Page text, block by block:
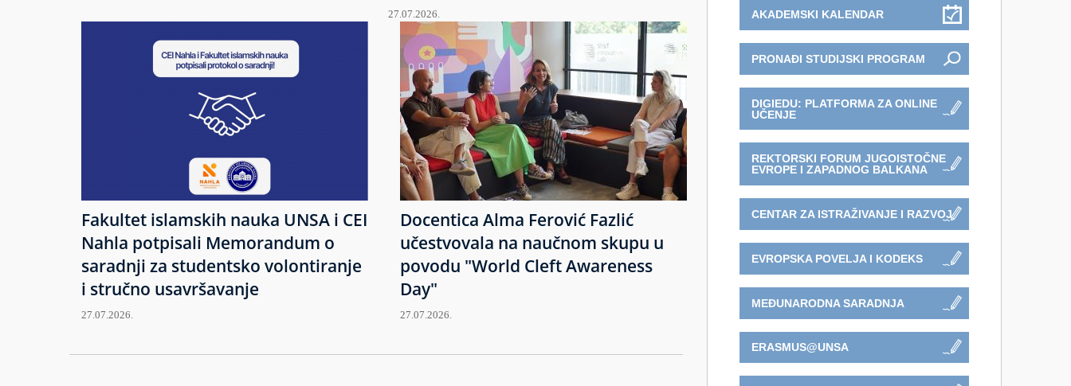
27.07.2026.
Fakultet islamskih nauka UNSA i CEI
Nahla potpisali Memorandum o
saradnji za studentsko volontiranje
i stručno usavršavanje
27.07.2026.
Docentica Alma Ferović Fazlić
učestvovala na naučnom skupu u
povodu "World Cleft Awareness
Day"
27.07.2026.
AKADEMSKI KALENDAR
PRONAĐI STUDIJSKI PROGRAM
DIGIEDU: PLATFORMA ZA ONLINE
UČENJE
REKTORSKI FORUM JUGOISTOČNE
EVROPE I ZAPADNOG BALKANA
CENTAR ZA ISTRAŽIVANJE I RAZVOJ
EVROPSKA POVELJA I KODEKS
MEĐUNARODNA SARADNJA
ERASMUS@UNSA